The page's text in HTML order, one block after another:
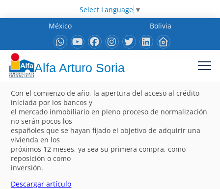
Select Language ▼
México
Bolivia
Alfa Arturo Soria
Con el comienzo de año, la apertura del acceso al crédito
iniciada por los bancos y
el mercado inmobiliario en pleno proceso de normalización
no serán pocos los
españoles que se hayan fijado el objetivo de adquirir una
vivienda en los
próximos 12 meses, ya sea su primera compra, como
reposición o como
inversión.
Descargar artículo